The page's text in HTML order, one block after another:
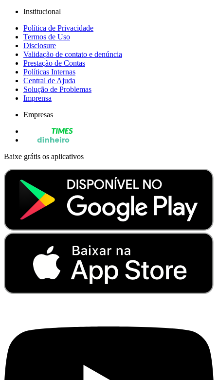
Institucional
Política de Privacidade
Termos de Uso
Disclosure
Validação de contato e denúncia
Prestação de Contas
Políticas Internas
Central de Ajuda
Solução de Problemas
Imprensa
Empresas
Baixe grátis os aplicativos